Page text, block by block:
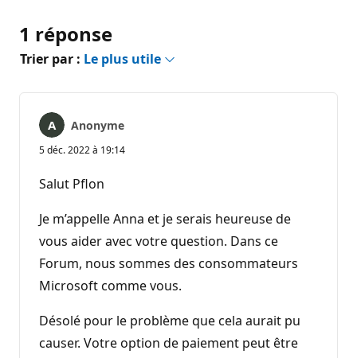
1 réponse
Trier par : Le plus utile
Anonyme
5 déc. 2022 à 19:14
Salut Pflon
Je m’appelle Anna et je serais heureuse de
vous aider avec votre question. Dans ce
Forum, nous sommes des consommateurs
Microsoft comme vous.
Désolé pour le problème que cela aurait pu
causer. Votre option de paiement peut être